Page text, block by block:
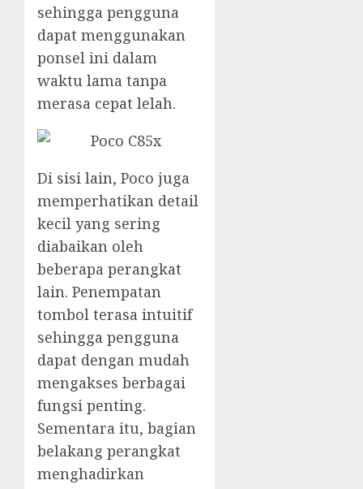
sehingga pengguna
dapat menggunakan
ponsel ini dalam
waktu lama tanpa
merasa cepat lelah.
Di sisi lain, Poco juga
memperhatikan detail
kecil yang sering
diabaikan oleh
beberapa perangkat
lain. Penempatan
tombol terasa intuitif
sehingga pengguna
dapat dengan mudah
mengakses berbagai
fungsi penting.
Sementara itu, bagian
belakang perangkat
menghadirkan